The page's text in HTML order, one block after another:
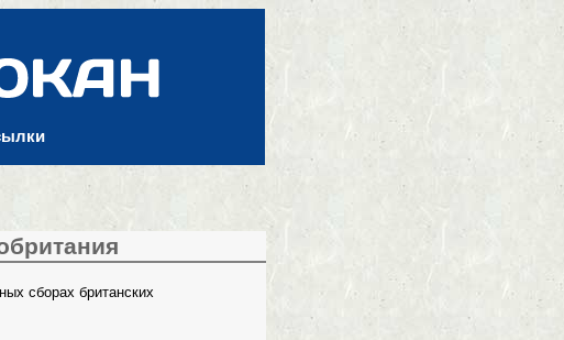
сборах британских